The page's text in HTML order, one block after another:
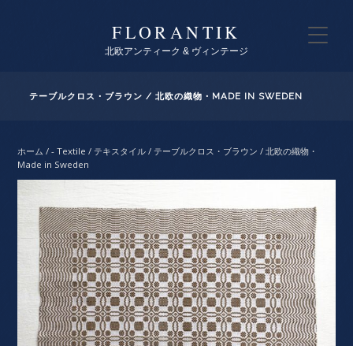
FLORANTIK
北欧アンティーク & ヴィンテージ
テーブルクロス・ブラウン / 北欧の織物・MADE IN SWEDEN
ホーム /- Textile / テキスタイル / テーブルクロス・ブラウン / 北欧の織物・
Made in Sweden